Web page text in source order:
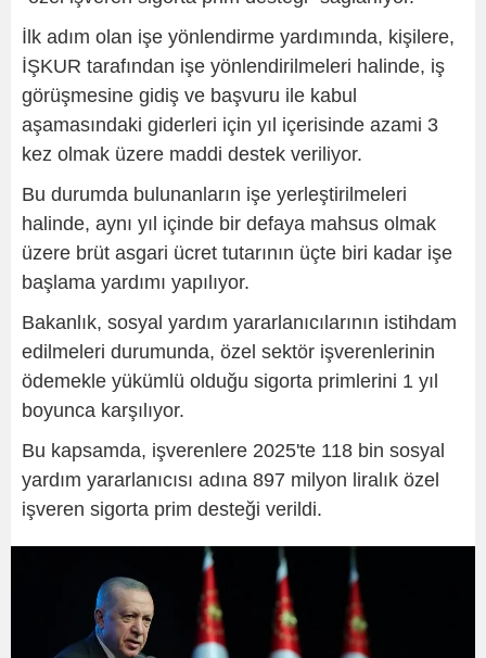
İlk adım olan işe yönlendirme yardımında, kişilere,
İŞKUR tarafından işe yönlendirilmeleri halinde, iş
görüşmesine gidiş ve başvuru ile kabul
aşamasındaki giderleri için yıl içerisinde azami 3
kez olmak üzere maddi destek veriliyor.
Bu durumda bulunanların işe yerleştirilmeleri
halinde, aynı yıl içinde bir defaya mahsus olmak
üzere brüt asgari ücret tutarının üçte biri kadar işe
başlama yardımı yapılıyor.
Bakanlık, sosyal yardım yararlanıcılarının istihdam
edilmeleri durumunda, özel sektör işverenlerinin
ödemekle yükümlü olduğu sigorta primlerini 1 yıl
boyunca karşılıyor.
Bu kapsamda, işverenlere 2025'te 118 bin sosyal
yardım yararlanıcısı adına 897 milyon liralık özel
işveren sigorta prim desteği verildi.